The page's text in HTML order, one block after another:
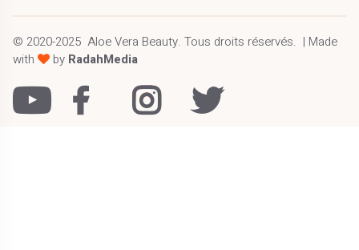
© 2020-2025 Aloe Vera Beauty.Tous droits réservés. | Made
with
by RadahMedia